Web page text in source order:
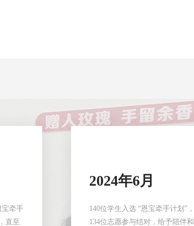
宝牵手
直至
2024年6月
140位学生入选 “恩宝牵手计划”，
134位志愿参与结对，给予陪伴和